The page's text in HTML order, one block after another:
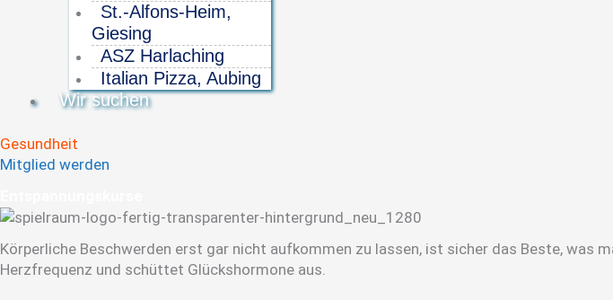
St.-Alfons-Heim,
Giesing
ASZ Harlaching
Italian Pizza, Aubing
Wir suchen
Gesundheit
Mitglied werden
Körperliche Beschwerden erst gar nicht aufkommen zu lassen, ist sicher das Beste, was
Herzfrequenz und schüttet Glückshormone aus.